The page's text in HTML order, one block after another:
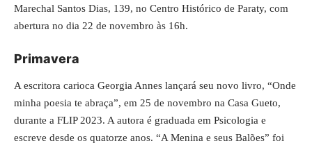
Marechal Santos Dias, 139, no Centro Histórico de Paraty, com
abertura no dia 22 de novembro às 16h.
Primavera
A escritora carioca Georgia Annes lançará seu novo livro, “Onde
minha poesia te abraça”, em 25 de novembro na Casa Gueto,
durante a FLIP 2023. A autora é graduada em Psicologia e
escreve desde os quatorze anos. “A Menina e seus Balões” foi